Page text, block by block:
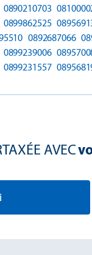
0890210703
0899862525
0892687066
0899239006
0899231557
AVEC